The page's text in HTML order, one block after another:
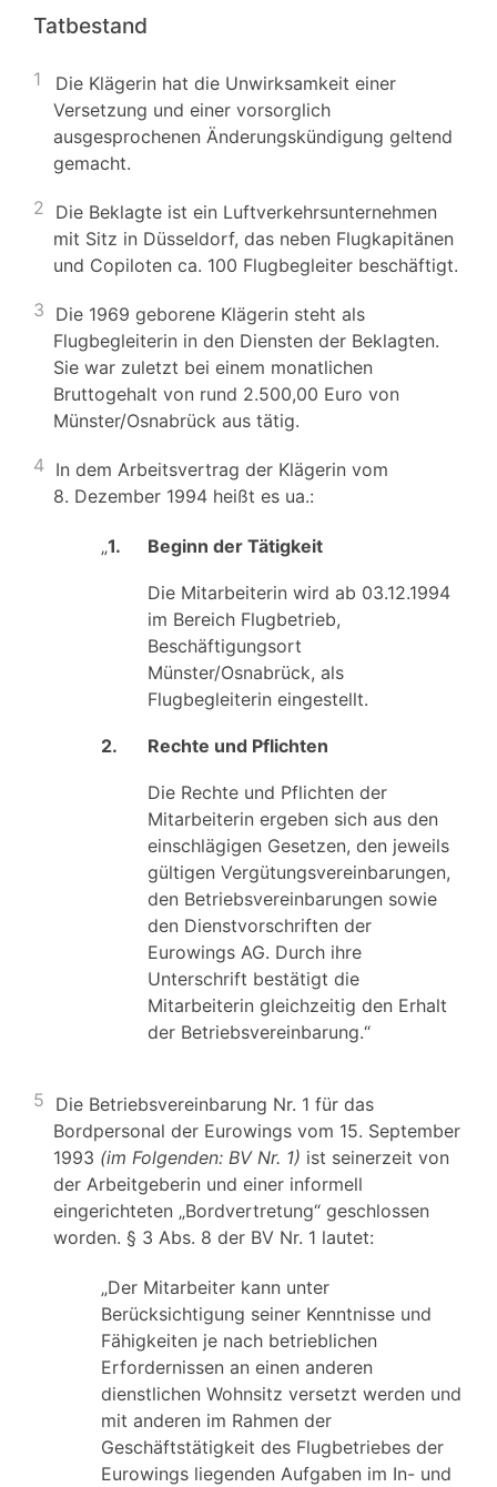
Tatbestand
1
Die Klägerin hat die Unwirksamkeit einer
Versetzung und einer vorsorglich
ausgesprochenen Änderungskündigung geltend
gemacht.
2 Die Beklagte ist ein Luftverkehrsunternehmen
mit Sitz in Düsseldorf, das neben Flugkapitänen
und Copiloten ca. 100 Flugbegleiter beschäftigt.
3 Die 1969 geborene Klägerin steht als
Flugbegleiterin in den Diensten der Beklagten.
Sie war zuletzt bei einem monatlichen
Bruttogehalt von rund 2.500,00 Euro von
Münster/Osnabrück aus tätig.
4 In dem Arbeitsvertrag der Klägerin vom
8. Dezember 1994 heißt es ua.:
„1. Beginn der Tätigkeit
Die Mitarbeiterin wird ab 03.12.1994
im Bereich Flugbetrieb,
Beschäftigungsort
Münster/Osnabrück, als
Flugbegleiterin eingestellt.
2. Rechte und Pflichten
Die Rechte und Pflichten der
Mitarbeiterin ergeben sich aus den
einschlägigen Gesetzen, den jeweils
gültigen Vergütungsvereinbarungen,
den Betriebsvereinbarungen sowie
den Dienstvorschriften der
Eurowings AG. Durch ihre
Unterschrift bestätigt die
Mitarbeiterin gleichzeitig den Erhalt
der Betriebsvereinbarung.“
5 Die Betriebsvereinbarung Nr. 1 für das
Bordpersonal der Eurowings vom 15. September
1993 (im Folgenden: BV Nr. 1) ist seinerzeit von
der Arbeitgeberin und einer informell
eingerichteten „Bordvertretung“ geschlossen
worden. § 3 Abs. 8 der BV Nr. 1 lautet:
„Der Mitarbeiter kann unter
Berücksichtigung seiner Kenntnisse und
Fähigkeiten je nach betrieblichen
Erfordernissen an einen anderen
dienstlichen Wohnsitz versetzt werden und
mit anderen im Rahmen der
Geschäftstätigkeit des Flugbetriebes der
Eurowings liegenden Aufgaben im In- und